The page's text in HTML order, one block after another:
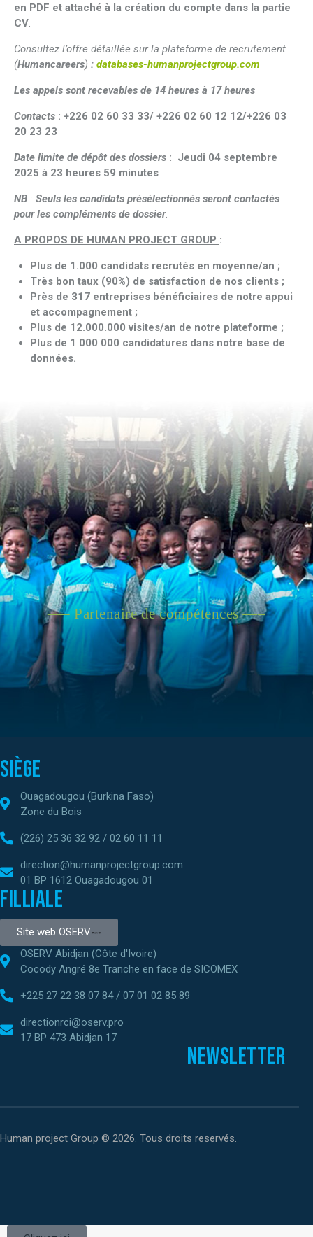
en PDF et attaché à la création du compte dans la partie
CV.
Consultez l’offre détaillée sur la plateforme de recrutement
(Humancareers) : databases-humanprojectgroup.com
Les appels sont recevables de 14 heures à 17 heures
Contacts : +226 02 60 33 33/ +226 02 60 12 12/+226 03
20 23 23
Date limite de dépôt des dossiers : Jeudi 04 septembre
2025 à 23 heures 59 minutes
NB : Seuls les candidats présélectionnés seront contactés
pour les compléments de dossier.
A PROPOS DE HUMAN PROJECT GROUP :
Plus de 1.000 candidats recrutés en moyenne/an ;
Très bon taux (90%) de satisfaction de nos clients ;
Près de 317 entreprises bénéficiaires de notre appui
et accompagnement ;
Plus de 12.000.000 visites/an de notre plateforme ;
Plus de 1 000 000 candidatures dans notre base de
données.
—– Partenaire de compétences —–
Siège
Ouagadougou (Burkina Faso)
Zone du Bois
(226) 25 36 32 92 / 02 60 11 11
direction@humanprojectgroup.com
01 BP 1612 Ouagadougou 01
Filliale
Site web OSERV
OSERV Abidjan (Côte d'Ivoire)
Cocody Angré 8e Tranche en face de SICOMEX
+225 27 22 38 07 84 / 07 01 02 85 89
directionrci@oserv.pro
17 BP 473 Abidjan 17
Newsletter
Human project Group © 2026. Tous droits reservés.